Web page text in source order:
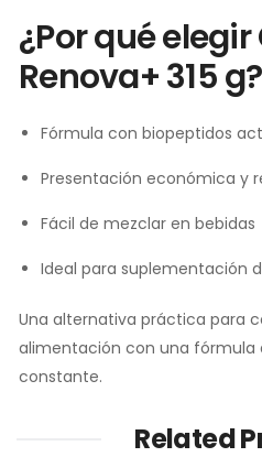
¿Por qué
Renova+ 315 g?
Fórmula con biopeptidos
Presentación económica y
Fácil de mezclar en bebidas
Ideal para suplementación
Una alternativa práctica para
alimentación con una fórmula
constante.
Related